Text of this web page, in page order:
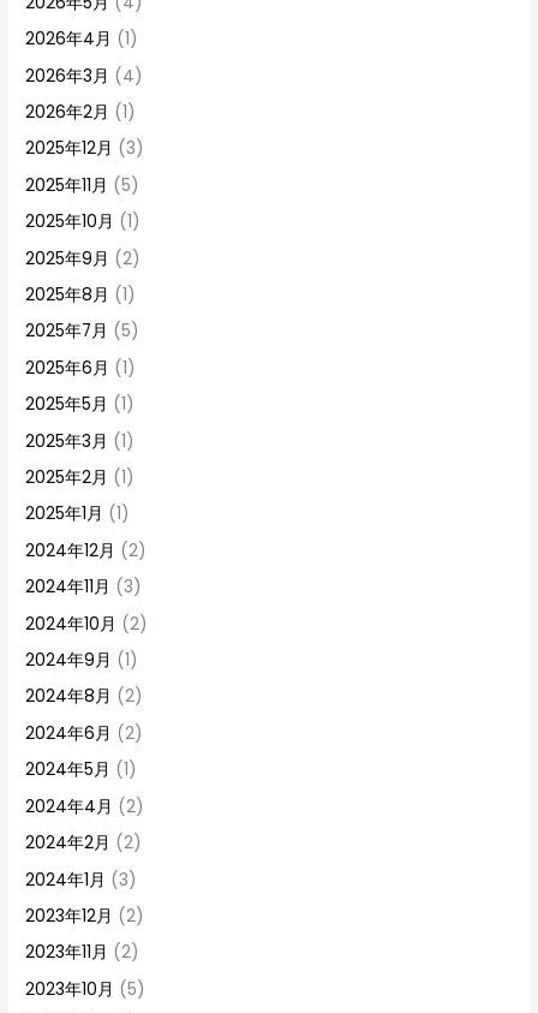
2026年4月 (1)
2026年3月 (4)
2026年2月 (1)
2025年12月 (3)
2025年11月 (5)
2025年10月 (1)
2025年9月 (2)
2025年8月 (1)
2025年7月 (5)
2025年6月 (1)
2025年5月 (1)
2025年3月 (1)
2025年2月 (1)
2025年1月 (1)
2024年12月 (2)
2024年11月 (3)
2024年10月 (2)
2024年9月 (1)
2024年8月 (2)
2024年6月 (2)
2024年5月 (1)
2024年4月 (2)
2024年2月 (2)
2024年1月 (3)
2023年12月 (2)
2023年11月 (2)
2023年10月 (5)